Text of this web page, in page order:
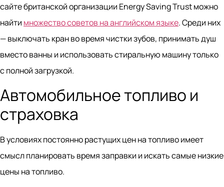
сайте британской организации Energy Saving Trust можно
найти множество советов на английском языке. Среди них
— выключать кран во время чистки зубов, принимать душ
вместо ванны и использовать стиральную машину только
с полной загрузкой.
Автомобильное топливо и
страховка
В условиях постоянно растущих цен на топливо имеет
смысл планировать время заправки и искать самые низкие
цены на топливо.